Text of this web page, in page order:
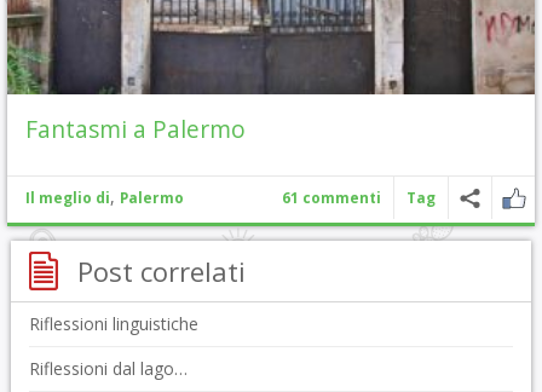
Fantasmi a Palermo
Il meglio di, Palermo 61 commenti Tag
Post correlati
Riflessioni linguistiche
Riflessioni dal lago…